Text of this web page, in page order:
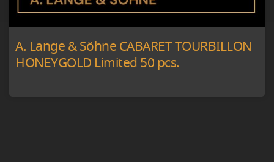
A. Lange & Söhne CABARET TOURBILLON
HONEYGOLD Limited 50 pcs.